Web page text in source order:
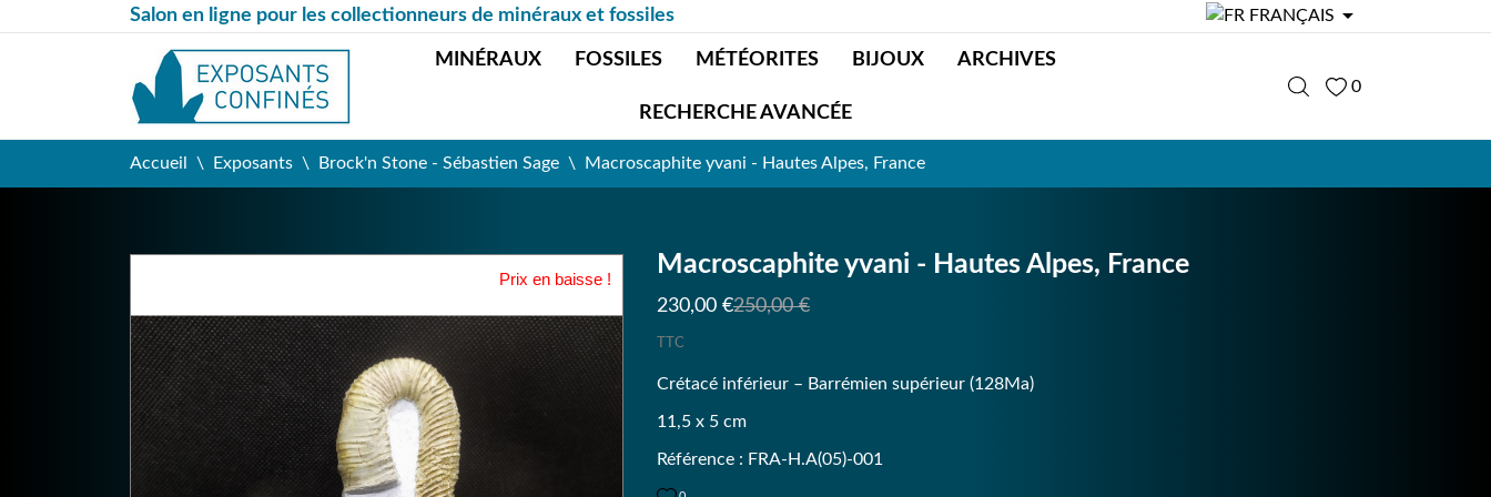
Salon en ligne pour les collectionneurs de minéraux et fossiles FRANÇAIS 
MINÉRAUX FOSSILES MÉTÉORITES BIJOUX ARCHIVES
RECHERCHE AVANCÉE
0
Accueil Exposants Brock'n Stone - Sébastien Sage Macroscaphite yvani - Hautes Alpes, France
Prix en baisse !
Macroscaphite yvani - Hautes Alpes, France
230,00 €250,00 €
TTC
Crétacé inférieur – Barrémien supérieur (128Ma)
11,5 x 5 cm
Référence : FRA-H.A(05)-001